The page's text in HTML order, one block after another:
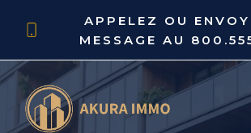
APPELEZ OU
MESSAGE AU